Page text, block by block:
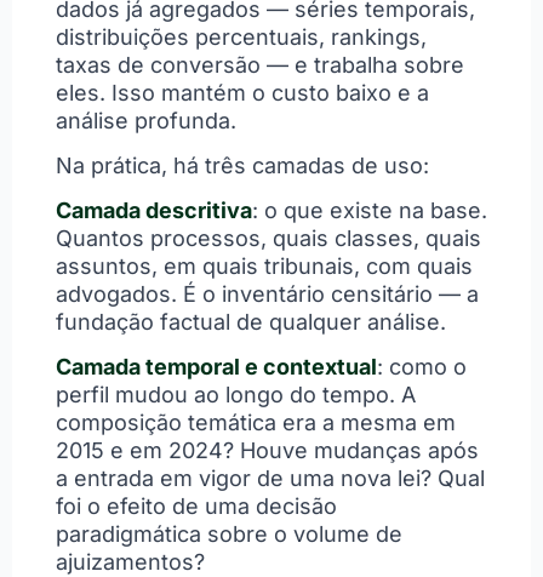
dados já agregados — séries temporais,
distribuições percentuais, rankings,
taxas de conversão — e trabalha sobre
eles. Isso mantém o custo baixo e a
análise profunda.
Na prática, há três camadas de uso:
Camada descritiva: o que existe na base.
Quantos processos, quais classes, quais
assuntos, em quais tribunais, com quais
advogados. É o inventário censitário — a
fundação factual de qualquer análise.
Camada temporal e contextual: como o
perfil mudou ao longo do tempo. A
composição temática era a mesma em
2015 e em 2024? Houve mudanças após
a entrada em vigor de uma nova lei? Qual
foi o efeito de uma decisão
paradigmática sobre o volume de
ajuizamentos?